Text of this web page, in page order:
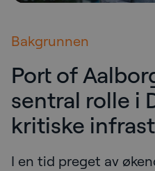
Bakgrunnen
Port of
sentral rolle i
kritiske
I en tid preget av